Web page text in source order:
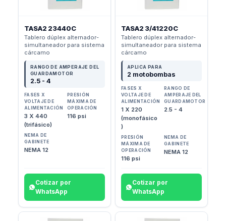
TASA2 23440C
Tablero dúplex alternador-
simultaneador para sistema
cárcamo
RANGO DE AMPERAJE DEL
GUARDAMOTOR
2.5 - 4
FASES X
VOLTAJE DE
ALIMENTACIÓN
3 X 440
(trifásico)
PRESIÓN
MÁXIMA DE
OPERACIÓN
116 psi
NEMA DE
GABINETE
NEMA 12
Cotizar por
WhatsApp
TASA2 3/41220C
Tablero dúplex alternador-
simultaneador para sistema
cárcamo
APLICA PARA
2 motobombas
FASES X
VOLTAJE DE
ALIMENTACIÓN
1 X 220
(monofásico
)
RANGO DE
AMPERAJE DEL
GUARDAMOTOR
2.5 - 4
PRESIÓN
MÁXIMA DE
OPERACIÓN
116 psi
NEMA DE
GABINETE
NEMA 12
Cotizar por
WhatsApp